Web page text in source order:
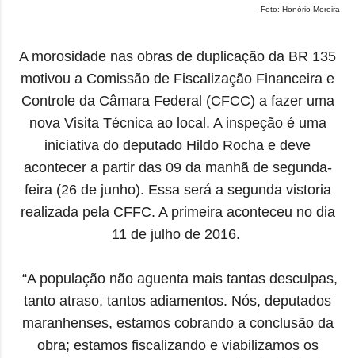
- Foto: Honório Moreira-
A morosidade nas obras de duplicação da BR 135
motivou a Comissão de Fiscalização Financeira e
Controle da Câmara Federal (CFCC) a fazer uma
nova Visita Técnica ao local. A inspeção é uma
iniciativa do deputado Hildo Rocha e deve
acontecer a partir das 09 da manhã de segunda-
feira (26 de junho). Essa será a segunda vistoria
realizada pela CFFC. A primeira aconteceu no dia
11 de julho de 2016.
“A população não aguenta mais tantas desculpas,
tanto atraso, tantos adiamentos. Nós, deputados
maranhenses, estamos cobrando a conclusão da
obra; estamos fiscalizando e viabilizamos os